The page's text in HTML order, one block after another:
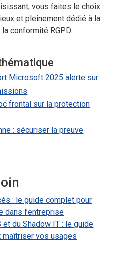
vous faites le choix
et pleinement dédié à la
conformité RGPD.
Microsoft 2025 alerte sur
frontal sur la protection
: sécuriser la preuve
: le guide complet pour
dans l’entreprise
et du Shadow IT : le guide
maîtriser vos usages